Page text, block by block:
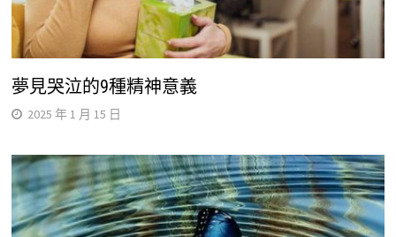
夢見哭泣的9種精神意義
2025 年 1 月 15 日